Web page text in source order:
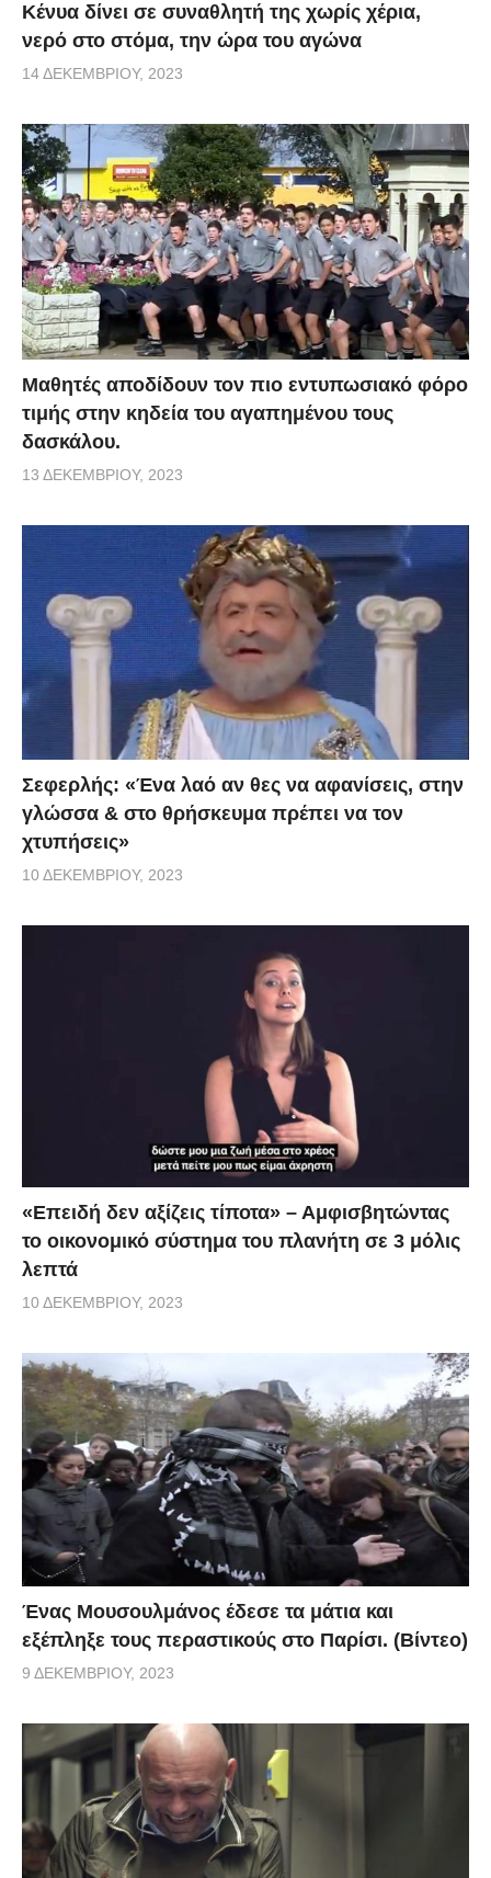
Κένυα δίνει σε συναθλητή της χωρίς χέρια,
νερό στο στόμα, την ώρα του αγώνα
14 ΔΕΚΕΜΒΡΊΟΥ, 2023
Μαθητές αποδίδουν τον πιο εντυπωσιακό φόρο
τιμής στην κηδεία του αγαπημένου τους
δασκάλου.
13 ΔΕΚΕΜΒΡΊΟΥ, 2023
Σεφερλής: «Ένα λαό αν θες να αφανίσεις, στην
γλώσσα & στο θρήσκευμα πρέπει να τον
χτυπήσεις»
10 ΔΕΚΕΜΒΡΊΟΥ, 2023
«Επειδή δεν αξίζεις τίποτα» – Αμφισβητώντας
το οικονομικό σύστημα του πλανήτη σε 3 μόλις
λεπτά
10 ΔΕΚΕΜΒΡΊΟΥ, 2023
Ένας Μουσουλμάνος έδεσε τα μάτια και
εξέπληξε τους περαστικούς στο Παρίσι. (Βίντεο)
9 ΔΕΚΕΜΒΡΊΟΥ, 2023